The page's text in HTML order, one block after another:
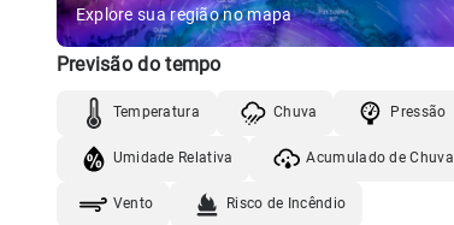
Vento Umidade
Explore sua região no mapa
Previsão do tempo
Temperatura Chuva Pressão
Umidade Relativa Acumulado de Chuva
Vento Risco de Incêndio